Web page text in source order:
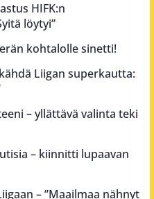
HIFK:n
löytyi”
kohtalolle sinetti!
Liigan superkautta:
– yllättävä valinta teki
– kiinnitti lupaavan
– ”Maailmaa nähnyt